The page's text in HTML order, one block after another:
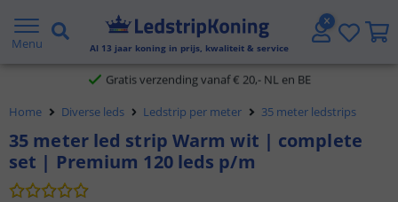
Menu Al 13 jaar koning in prijs, kwaliteit & service
Gratis verzending vanaf € 20,- NL en BE
Klantbeoordeling 9.1
Home Diverse leds Ledstrip per meter 35 meter ledstrips
35 meter led strip Warm wit | complete
set | Premium 120 leds p/m